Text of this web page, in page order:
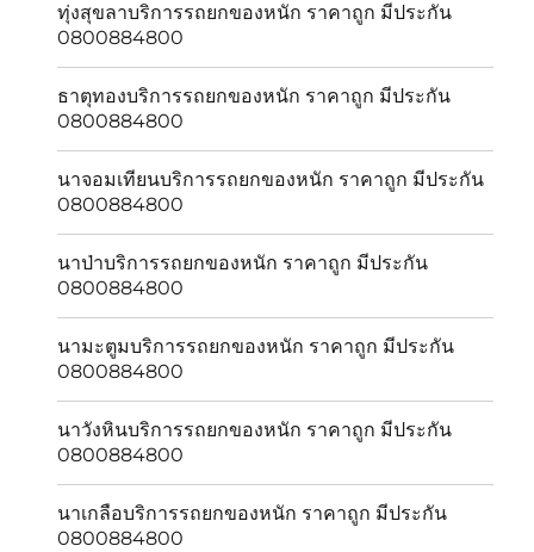
ทุ่งสุขลาบริการรถยกของหนัก ราคาถูก มีประกัน
0800884800
ธาตุทองบริการรถยกของหนัก ราคาถูก มีประกัน
0800884800
นาจอมเทียนบริการรถยกของหนัก ราคาถูก มีประกัน
0800884800
นาป่าบริการรถยกของหนัก ราคาถูก มีประกัน
0800884800
นามะตูมบริการรถยกของหนัก ราคาถูก มีประกัน
0800884800
นาวังหินบริการรถยกของหนัก ราคาถูก มีประกัน
0800884800
นาเกลือบริการรถยกของหนัก ราคาถูก มีประกัน
0800884800